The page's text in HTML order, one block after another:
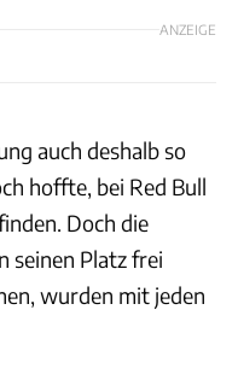
ANZEIGE
auch deshalb so
hoffte, bei Red Bull
Doch die
seinen Platz frei
wurden mit jeden